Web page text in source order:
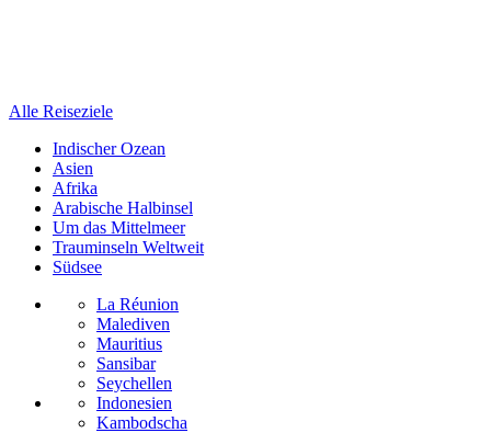
Alle Reiseziele
Indischer Ozean
Asien
Afrika
Arabische Halbinsel
Um das Mittelmeer
Trauminseln Weltweit
Südsee
La Réunion
Malediven
Mauritius
Sansibar
Seychellen
Indonesien
Kambodscha